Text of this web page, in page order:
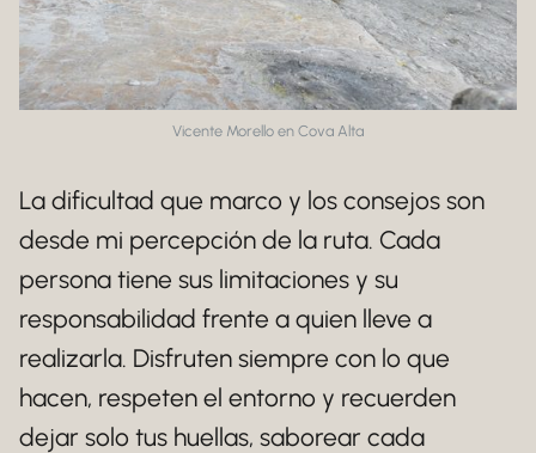
Vicente Morello en Cova Alta
La dificultad que marco y los consejos son
desde mi percepción de la ruta. Cada
persona tiene sus limitaciones y su
responsabilidad frente a quien lleve a
realizarla. Disfruten siempre con lo que
hacen, respeten el entorno y recuerden
dejar solo tus huellas, saborear cada